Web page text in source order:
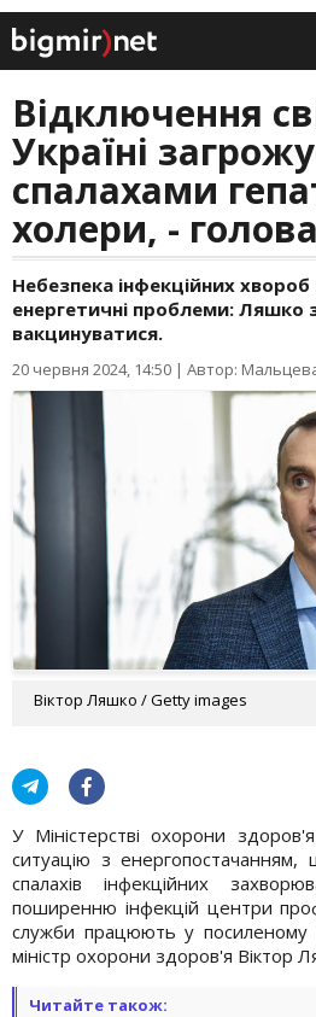
Відключення
Україні
спалахами
холери, -
Небезпека інфекційних
енергетичні проблеми: Ляшко
вакцинуватися.
20 червня 2024, 14:50 | Автор:
Віктор Ляшко / Getty images
У Міністерстві охорони
ситуацію з
спалахів інфекційних
поширенню інфекцій центри
служби працюють у
міністр охорони здоров'я Віктор
Читайте також: